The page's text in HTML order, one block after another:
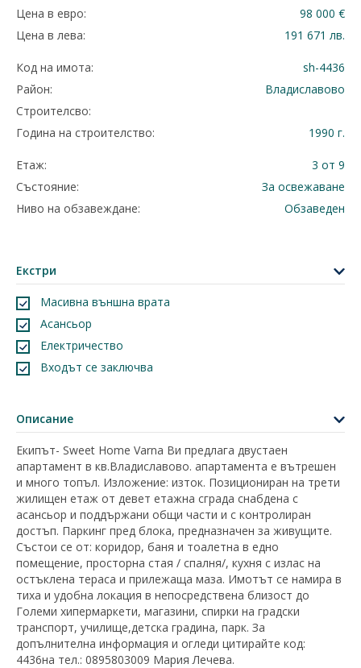
Цена в евро:
98 000 €
Цена в лева:
191 671 лв.
Код на имота:
sh-4436
Район:
Владиславово
Строителсво:
Година на строителство:
1990 г.
Етаж:
3 от 9
Състояние:
За освежаване
Ниво на обзавеждане:
Обзаведен
Екстри
Масивна външна врата
Асансьор
Електричество
Входът се заключва
Описание
Екипът- Sweet Home Varna Ви предлага двустаен
апартамент в кв.Владиславово. апартамента е вътрешен
и много топъл. Изложение: изток. Позициониран на трети
жилищен етаж от девет етажна сграда снабдена с
асансьор и поддържани общи части и с контролиран
достъп. Паркинг пред блока, предназначен за живущите.
Състои се от: коридор, баня и тоалетна в едно
помещение, просторна стая / спалня/, кухня с излас на
остъклена тераса и прилежаща маза. Имотът се намира в
тиха и удобна локация в непосредствена близост до
Големи хипермаркети, магазини, спирки на градски
транспорт, училище,детска градина, парк. За
допълнителна информация и огледи цитирайте код:
4436на тел.: 0895803009 Мария Лечева.